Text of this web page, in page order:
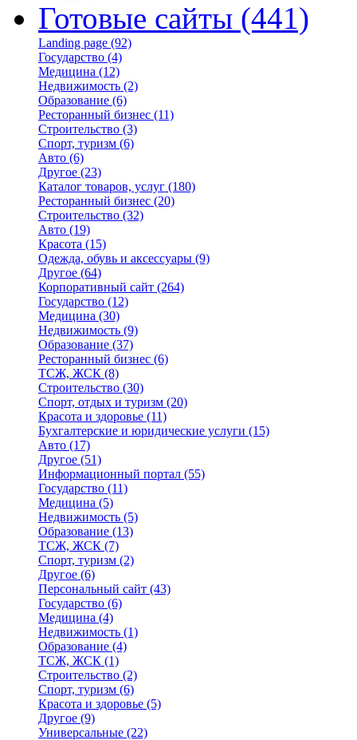
Готовые сайты (441)
Landing page (92)
Государство (4)
Медицина (12)
Недвижимость (2)
Образование (6)
Ресторанный бизнес (11)
Строительство (3)
Спорт, туризм (6)
Авто (6)
Другое (23)
Каталог товаров, услуг (180)
Ресторанный бизнес (20)
Строительство (32)
Авто (19)
Красота (15)
Одежда, обувь и аксессуары (9)
Другое (64)
Корпоративный сайт (264)
Государство (12)
Медицина (30)
Недвижимость (9)
Образование (37)
Ресторанный бизнес (6)
ТСЖ, ЖСК (8)
Строительство (30)
Спорт, отдых и туризм (20)
Красота и здоровье (11)
Бухгалтерские и юридические услуги (15)
Авто (17)
Другое (51)
Информационный портал (55)
Государство (11)
Медицина (5)
Недвижимость (5)
Образование (13)
ТСЖ, ЖСК (7)
Спорт, туризм (2)
Другое (6)
Персональный сайт (43)
Государство (6)
Медицина (4)
Недвижимость (1)
Образование (4)
ТСЖ, ЖСК (1)
Строительство (2)
Спорт, туризм (6)
Красота и здоровье (5)
Другое (9)
Универсальные (22)